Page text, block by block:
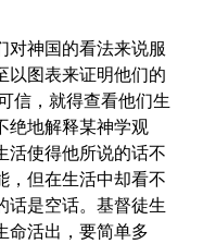
神国的看法来说服
以图表来证明他们的
信，就得查看他们生
绝地解释某神学观
活使得他所说的话不
，但在生活中却看不
话是空话。基督徒生
命活出，要简单多